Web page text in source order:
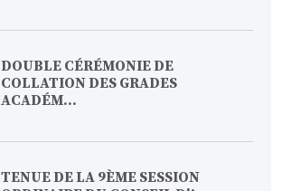
DOUBLE CÉRÉMONIE DE
COLLATION DES GRADES
ACADÉM...
TENUE DE LA 9ÈME SESSION